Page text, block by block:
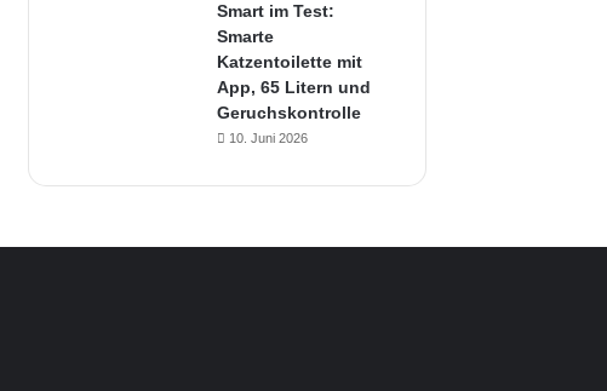
Smart im Test:
Smarte
Katzentoilette mit
App, 65 Litern und
Geruchskontrolle
10. Juni 2026